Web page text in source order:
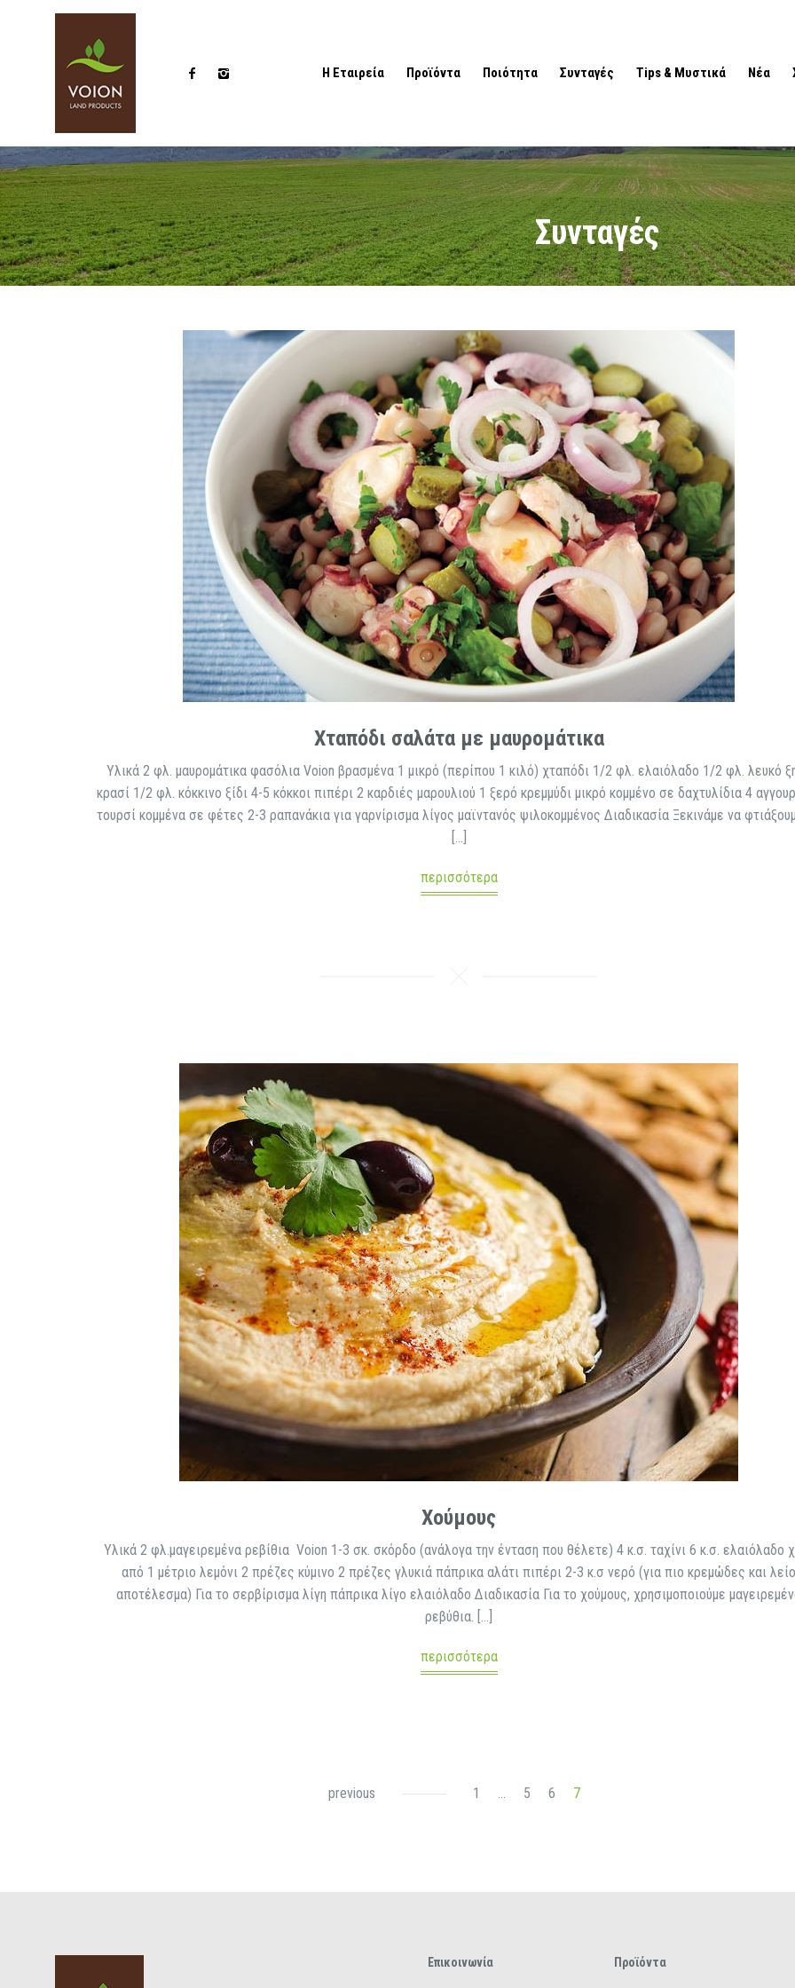
Η Εταιρεία Προϊόντα Ποιότητα Συνταγές Tips & Μυστικά Νέα
Συνταγές
Χταπόδι σαλάτα με μαυρομάτικα
Υλικά 2 φλ. μαυρομάτικα φασόλια Voion βρασμένα 1 μικρό (περίπου 1 κιλό) χταπόδι 1/2 φλ. ελαιόλαδο 1/2 φλ. λευκό
κρασί 1/2 φλ. κόκκινο ξίδι 4-5 κόκκοι πιπέρι 2 καρδιές μαρουλιού 1 ξερό κρεμμύδι μικρό κομμένο σε δαχτυλίδια 4
τουρσί κομμένα σε φέτες 2-3 ραπανάκια για γαρνίρισμα λίγος μαϊντανός ψιλοκομμένος Διαδικασία Ξεκινάμε να
[…]
περισσότερα
Χούμους
Υλικά 2 φλ.μαγειρεμένα ρεβίθια Voion 1-3 σκ. σκόρδο (ανάλογα την ένταση που θέλετε) 4 κ.σ. ταχίνι 6 κ.σ. ελαιόλαδο
από 1 μέτριο λεμόνι 2 πρέζες κύμινο 2 πρέζες γλυκιά πάπρικα αλάτι πιπέρι 2-3 κ.σ νερό (για πιο κρεμώδες και λείο
αποτέλεσμα) Για το σερβίρισμα λίγη πάπρικα λίγο ελαιόλαδο Διαδικασία Για το χούμους, χρησιμοποιούμε
ρεβύθια. […]
περισσότερα
previous 1 … 5 6 7
Επικοινωνία Προϊόντα